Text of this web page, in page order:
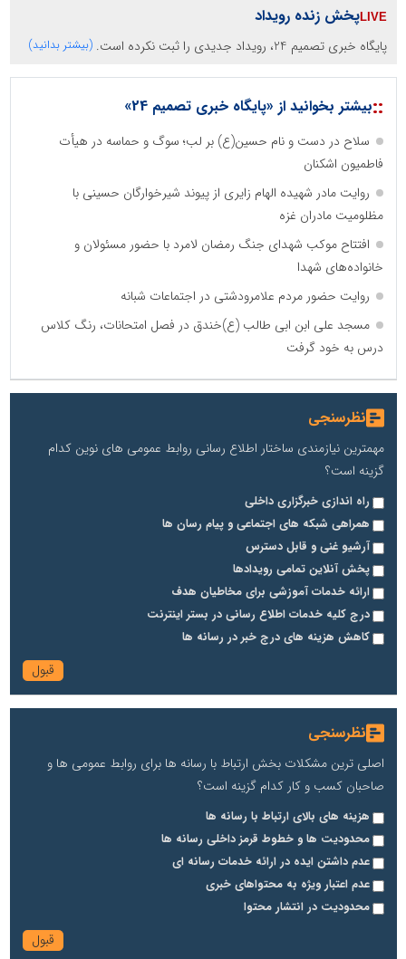
پخش زنده رویداد
پایگاه خبری تصمیم 24، رویداد جدیدی را ثبت نکرده است. (بیشتر بدانید)
::بیشتر بخوانید از «پایگاه خبری تصمیم 24»
سلاح در دست و نام حسین(ع) بر لب؛ سوگ و حماسه در هیأت
فاطمیون اشکنان
روایت مادر شهیده الهام زایری از پیوند شیرخوارگان حسینی با
مظلومیت مادران غزه
افتتاح موکب شهدای جنگ رمضان لامرد با حضور مسئولان و
خانواده‌های شهدا
روایت حضور مردم علامرودشتی در اجتماعات شبانه
مسجد علی ابن ابی طالب (ع)خندق در فصل امتحانات، رنگ کلاس
درس به خود گرفت
نظرسنجی
مهمترین نیازمندی ساختار اطلاع رسانی روابط عمومی های نوین کدام
گزینه است؟
راه اندازی خبرگزاری داخلی
همراهی شبکه های اجتماعی و پیام رسان ها
آرشیو غنی و قابل دسترس
پخش آنلاین تمامی رویدادها
ارائه خدمات آموزشی برای مخاطیان هدف
درج کلیه خدمات اطلاع رسانی در بستر اینترنت
کاهش هزینه های درج خبر در رسانه ها
نظرسنجی
اصلی ترین مشکلات بخش ارتباط با رسانه ها برای روابط عمومی ها و
صاحبان کسب و کار کدام گزینه است؟
هزینه های بالای ارتباط با رسانه ها
محدودیت ها و خطوط قرمز داخلی رسانه ها
عدم داشتن ایده در ارائه خدمات رسانه ای
عدم اعتبار ویژه به محتواهای خبری
محدودیت در انتشار محتوا